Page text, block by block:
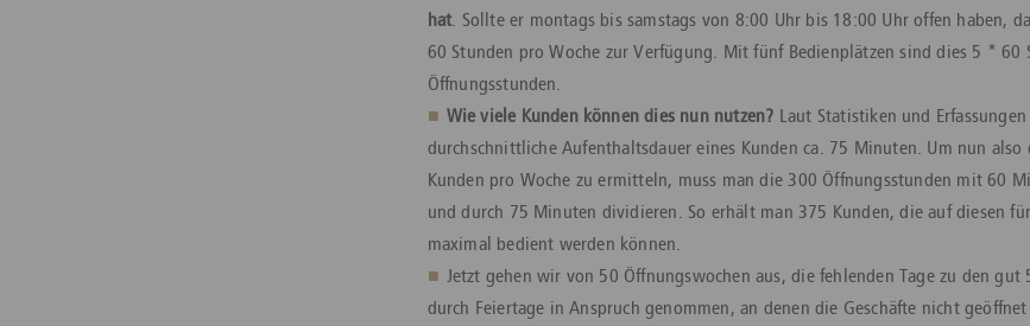
hat. Sollte er montags bis samstags von 8:00 Uhr bis 18:00 Uhr offen haben,
60 Stunden pro Woche zur Verfügung. Mit fünf Bedienplätzen sind dies 5 * 60
Öffnungsstunden.
Wie viele Kunden können dies nun nutzen? Laut Statistiken und
durchschnittliche Aufenthaltsdauer eines Kunden ca. 75 Minuten. Um nun also
Kunden pro Woche zu ermitteln, muss man die 300 Öffnungsstunden mit 60
und durch 75 Minuten dividieren. So erhält man 375 Kunden, die auf diesen
maximal bedient werden können.
Jetzt gehen wir von 50 Öffnungswochen aus, die fehlenden Tage zu den gut
durch Feiertage in Anspruch genommen, an denen die Geschäfte nicht